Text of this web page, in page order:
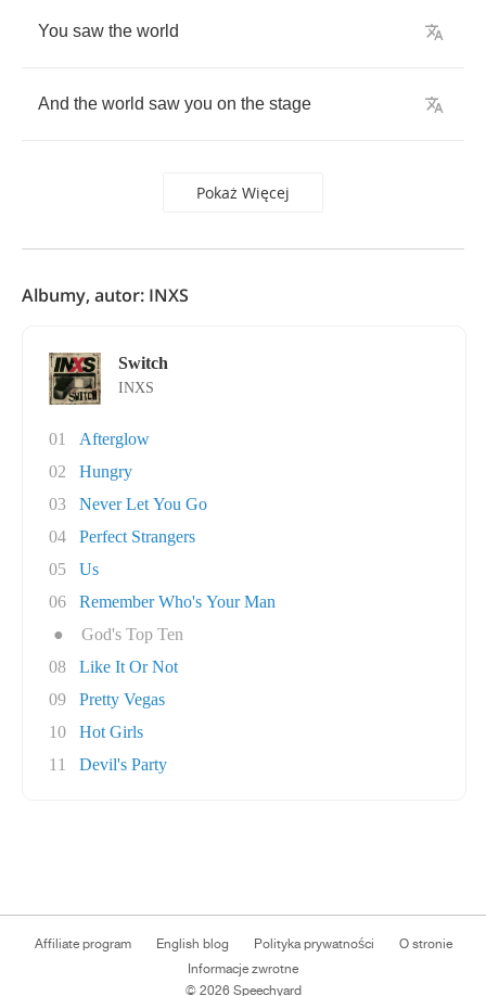
You saw the world
And the world saw you on the stage
Pokaż Więcej
Albumy, autor: INXS
Switch
INXS
01
Afterglow
02
Hungry
03
Never Let You Go
04
Perfect Strangers
05
Us
06
Remember Who's Your Man
●
God's Top Ten
08
Like It Or Not
09
Pretty Vegas
10
Hot Girls
11
Devil's Party
Affiliate program English blog Polityka prywatności
O stronie
Informacje zwrotne
© 2026 Speechyard